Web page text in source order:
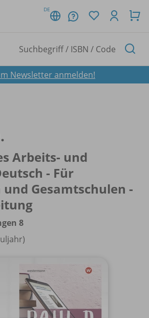
DE
Newsletter anmelden!
Arbeits- und
- Für
Gesamtschulen -
8